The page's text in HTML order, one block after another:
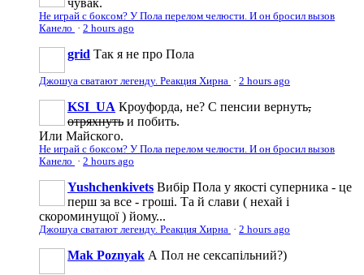
Не играй с боксом? У Пола перелом челюсти. И он бросил вызов
Канело · 2 hours ago
grid Так я не про Пола
Джошуа сватают легенду. Реакция Хирна · 2 hours ago
KSI_UA Кроуфорда, не? С пенсии вернуть,
отряхнуть и побить.
Или Майского.
Не играй с боксом? У Пола перелом челюсти. И он бросил вызов
Канело · 2 hours ago
Yushchenkivets Вибір Пола у якості суперника - це
перш за все - гроші. Та й слави ( нехай і
скороминущої ) йому...
Джошуа сватают легенду. Реакция Хирна · 2 hours ago
Mak Poznyak А Пол не сексапільний?)